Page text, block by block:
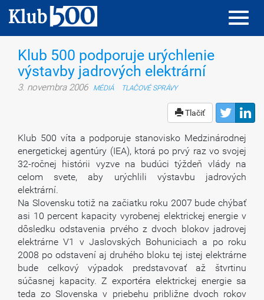
Klub 500 podporuje urýchlenie
výstavby jadrových elektrární
3. novembra 2006 MÉDIÁ TLAČOVÉ SPRÁVY
Tlačiť
Klub 500 víta a podporuje stanovisko Medzinárodnej
energetickej agentúry (IEA), ktorá po prvý raz vo svojej
32-ročnej histórii vyzve na budúci týždeň vlády na
celom svete, aby urýchlili výstavbu jadrových
elektrární.
Na Slovensku totiž na začiatku roku 2007 bude chýbať
asi 10 percent kapacity vyrobenej elektrickej energie v
dôsledku odstavenia prvého z dvoch blokov jadrovej
elektrárne V1 v Jaslovských Bohuniciach a po roku
2008 po odstavení aj druhého bloku tej istej elektrárne
bude celkový výpadok predstavovať až štvrtinu
súčasnej kapacity. Z exportéra elektrickej energie sa
teda zo Slovenska v priebehu približne dvoch rokov